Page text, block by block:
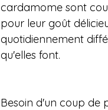
cardamome sont
pour leur goût
quotidiennement
qu'elles font.
Besoin d'un coup de